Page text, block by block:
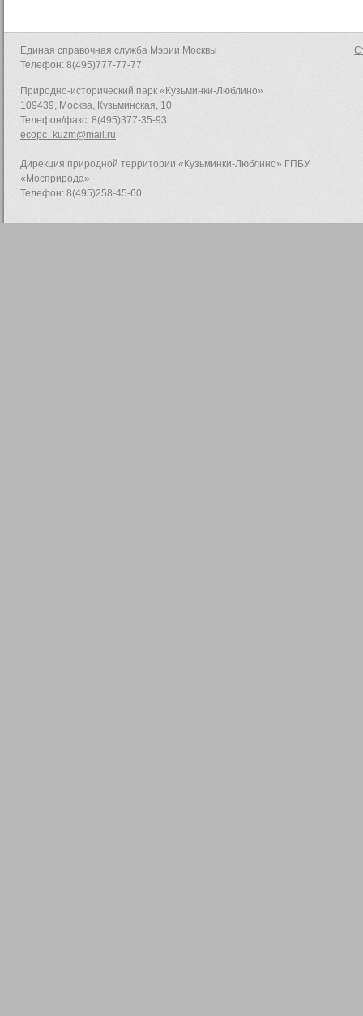
Единая справочная служба Мэрии Москвы
Телефон: 8(495)777-77-77
Природно-исторический парк «Кузьминки-Люблино»
109439, Москва, Кузьминская, 10
Телефон/факс: 8(495)377-35-93
ecopc_kuzm@mail.ru
Дирекция природной территории «Кузьминки-Люблино» ГПБУ
«Мосприрода»
Телефон: 8(495)258-45-60